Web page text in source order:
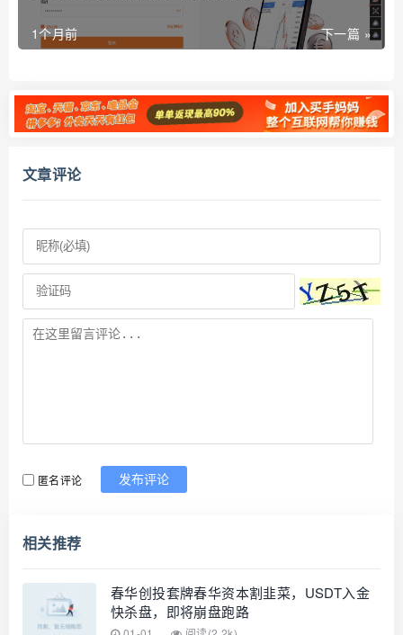
下一篇 »
1个月前
文章评论
匿名评论 发布评论
相关推荐
春华创投套牌春华资本割韭菜，USDT入金
快杀盘，即将崩盘跑路